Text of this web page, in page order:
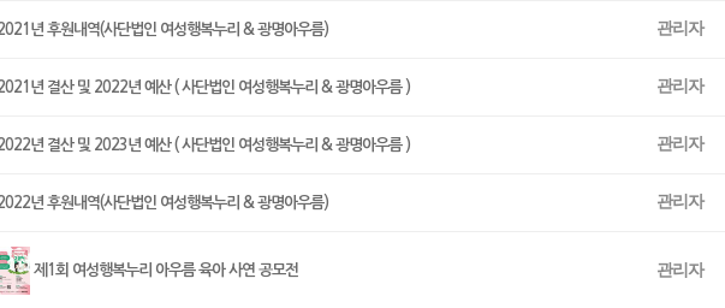
년 후원내역(사단법인 여성행복누리 & 광명아우름) 관리자
년 결산 및 2022년 예산 ( 사단법인 여성행복누리 & 광명아우름 ) 관리자
년 결산 및 2023년 예산 ( 사단법인 여성행복누리 & 광명아우름 ) 관리자
년 후원내역(사단법인 여성행복누리 & 광명아우름) 관리자
제1회 여성행복누리 아우름 육아 사연 공모전 관리자